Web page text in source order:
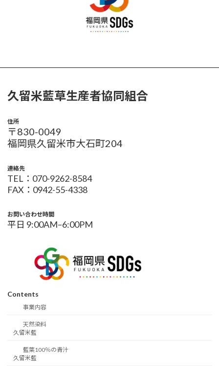
久留米藍草生産者協同組合
住所
〒830-0049
福岡県久留米市大石町204
連絡先
TEL：070-9262-8584
FAX：0942-55-4338
お問い合わせ時間
平日 9:00AM–6:00PM
Contents
事業内容
天然染料
久留米藍
藍葉100％の青汁
久留米藍